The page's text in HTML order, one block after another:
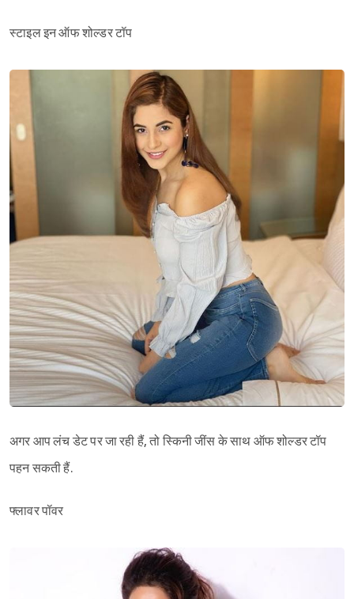
स्टाइल इन ऑफ शोल्डर टॉप
अगर आप लंच डेट पर जा रही हैं, तो स्किनी जींस के साथ ऑफ शोल्डर टॉप
पहन सकती हैं.
फ्लावर पॉवर